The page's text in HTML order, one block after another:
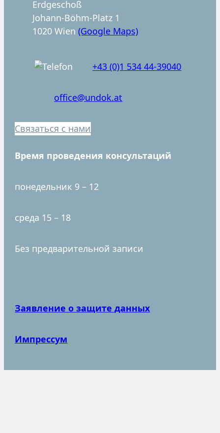
Erdgeschoß
Johann-Böhm-Platz 1
1020 Wien(Google Maps)
+43 (0)1 534 44-39040
office@undok.at
Связаться с нами
Время проведения консультаций
понедельник 9 – 12
среда 15 – 18
Без предварительной записи
Заявление о защите данных
Импрессум